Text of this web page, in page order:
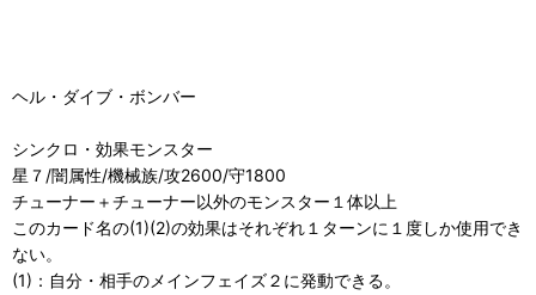
ヘル・ダイブ・ボンバー
シンクロ・効果モンスター
星７/闇属性/機械族/攻2600/守1800
チューナー＋チューナー以外のモンスター１体以上
このカード名の(1)(2)の効果はそれぞれ１ターンに１度しか使用でき
ない。
(1)：自分・相手のメインフェイズ２に発動できる。